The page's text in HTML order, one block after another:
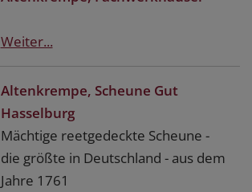
Weiter...
Altenkrempe, Scheune Gut
Hasselburg
Mächtige reetgedeckte Scheune -
die größte in Deutschland - aus dem
Jahre 1761